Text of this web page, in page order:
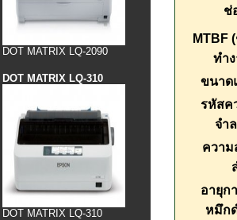
DOT MATRIX LQ-2090
DOT MATRIX LQ-310
DOT MATRIX LQ-310
ช่
MTBF
ทำ
ขนาด
รหัสค
จำ
ความ
อายุก
หมึก